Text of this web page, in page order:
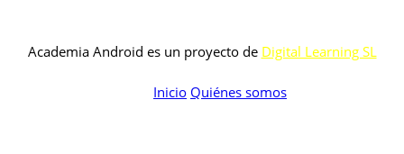
Academia Android es un proyecto de Digital Learning SL
Inicio Quiénes somos